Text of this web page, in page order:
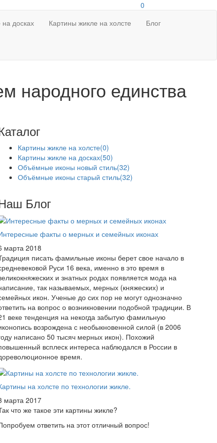
0
досках Картины жикле на холсте Блог
народного единства
Картины жикле на холсте(0)
Картины жикле на досках(50)
Объёмные иконы новый стиль(32)
Объёмные иконы старый стиль(32)
Блог
факты о мерных и семейных иконах
марта 2018
писать фамильные иконы берет свое начало в
Руси 16 века, именно в это время в
и знатных родах появляется мода на
так называемых, мерных (княжеских) и
икон. Ученые до сих пор не могут однозначно
на вопрос о возникновении подобной традиции. В
веке тенденция на некогда забытую фамильную
возрождена с необыкновенной силой (в 2006
написано 50 тысяч мерных икон). Похожий
всплеск интереса наблюдался в России в
время.
на холсте по технологии жикле.
марта 2017
что же такое эти картины жикле?
ответить на этот отличный вопрос!